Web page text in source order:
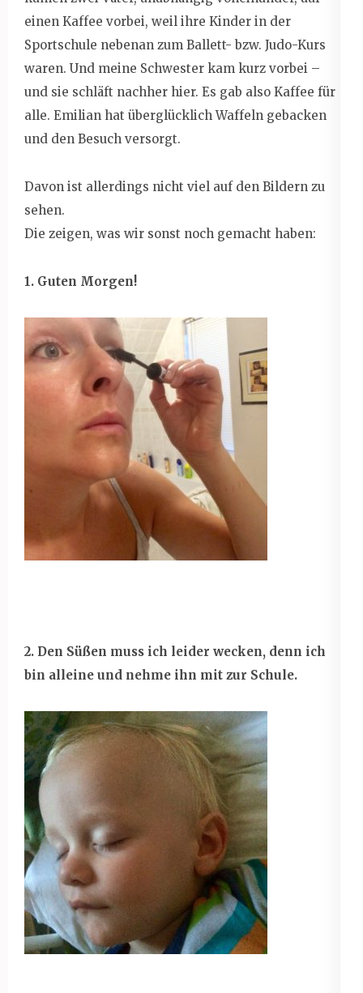
einen Kaffee vorbei, weil ihre Kinder in der
Sportschule nebenan zum Ballett- bzw. Judo-Kurs
waren. Und meine Schwester kam kurz vorbei –
und sie schläft nachher hier. Es gab also Kaffee für
alle. Emilian hat überglücklich Waffeln gebacken
und den Besuch versorgt.
Davon ist allerdings nicht viel auf den Bildern zu
sehen.
Die zeigen, was wir sonst noch gemacht haben:
1. Guten Morgen!
2. Den Süßen muss ich leider wecken, denn ich
bin alleine und nehme ihn mit zur Schule.